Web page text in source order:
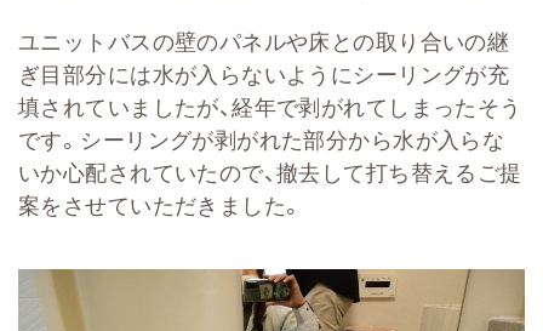
ユニットバスの壁のパネルや床との取り合いの継
ぎ目部分には水が入らないようにシーリングが充
填されていましたが、経年で剥がれてしまったそう
です。シーリングが剥がれた部分から水が入らな
いか心配されていたので、撤去して打ち替えるご提
案をさせていただきました。